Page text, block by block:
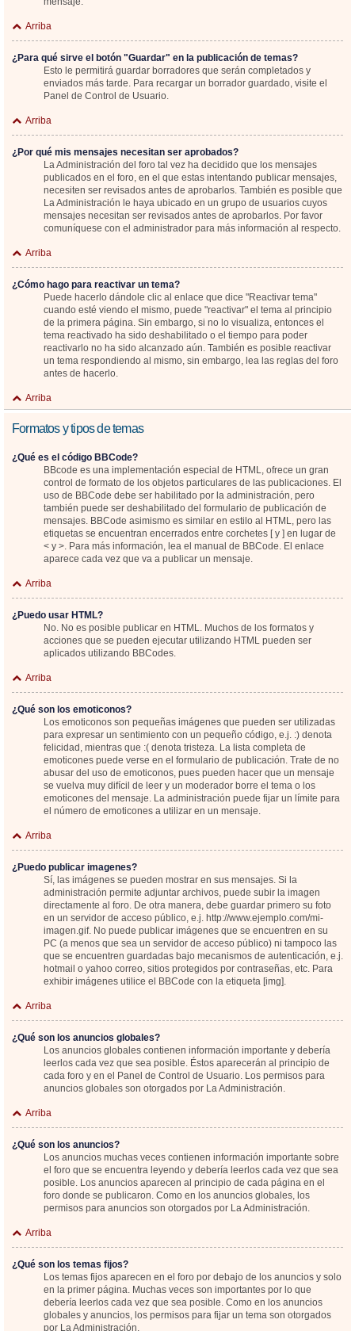
Arriba
¿Para qué sirve el botón "Guardar" en la publicación de temas?
Esto le permitirá guardar borradores que serán completados y
enviados más tarde. Para recargar un borrador guardado, visite el
Panel de Control de Usuario.
Arriba
¿Por qué mis mensajes necesitan ser aprobados?
La Administración del foro tal vez ha decidido que los mensajes
publicados en el foro, en el que estas intentando publicar mensajes,
necesiten ser revisados antes de aprobarlos. También es posible que
La Administración le haya ubicado en un grupo de usuarios cuyos
mensajes necesitan ser revisados antes de aprobarlos. Por favor
comuníquese con el administrador para más información al respecto.
Arriba
¿Cómo hago para reactivar un tema?
Puede hacerlo dándole clic al enlace que dice "Reactivar tema"
cuando esté viendo el mismo, puede "reactivar" el tema al principio
de la primera página. Sin embargo, si no lo visualiza, entonces el
tema reactivado ha sido deshabilitado o el tiempo para poder
reactivarlo no ha sido alcanzado aún. También es posible reactivar
un tema respondiendo al mismo, sin embargo, lea las reglas del foro
antes de hacerlo.
Arriba
Formatos y tipos de temas
¿Qué es el código BBCode?
BBcode es una implementación especial de HTML, ofrece un gran
control de formato de los objetos particulares de las publicaciones. El
uso de BBCode debe ser habilitado por la administración, pero
también puede ser deshabilitado del formulario de publicación de
mensajes. BBCode asimismo es similar en estilo al HTML, pero las
etiquetas se encuentran encerrados entre corchetes [ y ] en lugar de
< y >. Para más información, lea el manual de BBCode. El enlace
aparece cada vez que va a publicar un mensaje.
Arriba
¿Puedo usar HTML?
No. No es posible publicar en HTML. Muchos de los formatos y
acciones que se pueden ejecutar utilizando HTML pueden ser
aplicados utilizando BBCodes.
Arriba
¿Qué son los emoticonos?
Los emoticonos son pequeñas imágenes que pueden ser utilizadas
para expresar un sentimiento con un pequeño código, e.j. :) denota
felicidad, mientras que :( denota tristeza. La lista completa de
emoticones puede verse en el formulario de publicación. Trate de no
abusar del uso de emoticonos, pues pueden hacer que un mensaje
se vuelva muy difícil de leer y un moderador borre el tema o los
emoticones del mensaje. La administración puede fijar un límite para
el número de emoticones a utilizar en un mensaje.
Arriba
¿Puedo publicar imagenes?
Sí, las imágenes se pueden mostrar en sus mensajes. Si la
administración permite adjuntar archivos, puede subir la imagen
directamente al foro. De otra manera, debe guardar primero su foto
en un servidor de acceso público, e.j. http://www.ejemplo.com/mi-
imagen.gif. No puede publicar imágenes que se encuentren en su
PC (a menos que sea un servidor de acceso público) ni tampoco las
que se encuentren guardadas bajo mecanismos de autenticación, e.j.
hotmail o yahoo correo, sitios protegidos por contraseñas, etc. Para
exhibir imágenes utilice el BBCode con la etiqueta [img].
Arriba
¿Qué son los anuncios globales?
Los anuncios globales contienen información importante y debería
leerlos cada vez que sea posible. Éstos aparecerán al principio de
cada foro y en el Panel de Control de Usuario. Los permisos para
anuncios globales son otorgados por La Administración.
Arriba
¿Qué son los anuncios?
Los anuncios muchas veces contienen información importante sobre
el foro que se encuentra leyendo y debería leerlos cada vez que sea
posible. Los anuncios aparecen al principio de cada página en el
foro donde se publicaron. Como en los anuncios globales, los
permisos para anuncios son otorgados por La Administración.
Arriba
¿Qué son los temas fijos?
Los temas fijos aparecen en el foro por debajo de los anuncios y solo
en la primer página. Muchas veces son importantes por lo que
debería leerlos cada vez que sea posible. Como en los anuncios
globales y anuncios, los permisos para fijar un tema son otorgados
por La Administración.